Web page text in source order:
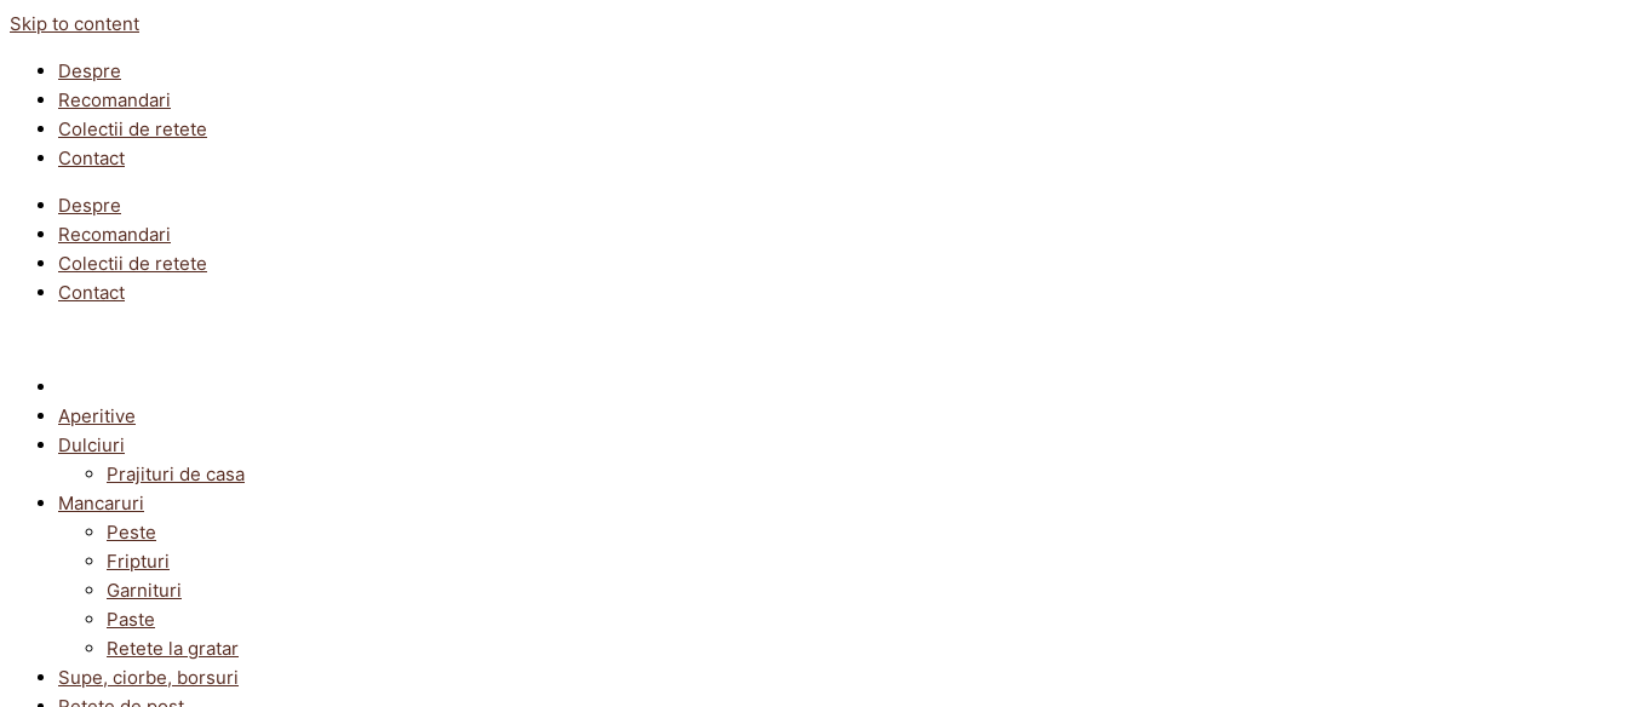
Skip to content
Despre
Recomandari
Colectii de retete
Contact
Despre
Recomandari
Colectii de retete
Contact
Aperitive
Dulciuri
Prajituri de casa
Mancaruri
Peste
Fripturi
Garnituri
Paste
Retete la gratar
Supe, ciorbe, borsuri